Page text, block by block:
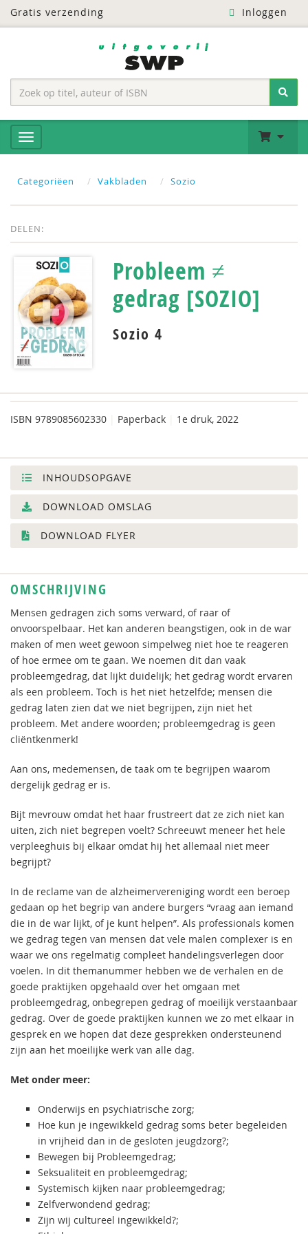
Gratis verzending Inloggen
Categoriëen Vakbladen Sozio
DELEN:
Probleem ≠
gedrag [SOZIO]
Sozio 4
ISBN 9789085602330 Paperback 1e druk, 2022
INHOUDSOPGAVE
DOWNLOAD OMSLAG
DOWNLOAD FLYER
OMSCHRIJVING
Mensen gedragen zich soms verward, of raar of
onvoorspelbaar. Het kan anderen beangstigen, ook in de war
maken of men weet gewoon simpelweg niet hoe te reageren
of hoe ermee om te gaan. We noemen dit dan vaak
probleemgedrag, dat lijkt duidelijk; het gedrag wordt ervaren
als een probleem. Toch is het niet hetzelfde; mensen die
gedrag laten zien dat we niet begrijpen, zijn niet het
probleem. Met andere woorden; probleemgedrag is geen
cliëntkenmerk!
Aan ons, medemensen, de taak om te begrijpen waarom
dergelijk gedrag er is.
Bijt mevrouw omdat het haar frustreert dat ze zich niet kan
uiten, zich niet begrepen voelt? Schreeuwt meneer het hele
verpleeghuis bij elkaar omdat hij het allemaal niet meer
begrijpt?
In de reclame van de alzheimervereniging wordt een beroep
gedaan op het begrip van andere burgers “vraag aan iemand
die in de war lijkt, of je kunt helpen”. Als professionals komen
we gedrag tegen van mensen dat vele malen complexer is en
waar we ons regelmatig compleet handelingsverlegen door
voelen. In dit themanummer hebben we de verhalen en de
goede praktijken opgehaald over het omgaan met
probleemgedrag, onbegrepen gedrag of moeilijk verstaanbaar
gedrag. Over de goede praktijken kunnen we zo met elkaar in
gesprek en we hopen dat deze gesprekken ondersteunend
zijn aan het moeilijke werk van alle dag.
Met onder meer:
Onderwijs en psychiatrische zorg;
Hoe kun je ingewikkeld gedrag soms beter begeleiden
in vrijheid dan in de gesloten jeugdzorg?;
Bewegen bij Probleemgedrag;
Seksualiteit en probleemgedrag;
Systemisch kijken naar probleemgedrag;
Zelfverwondend gedrag;
Zijn wij cultureel ingewikkeld?;